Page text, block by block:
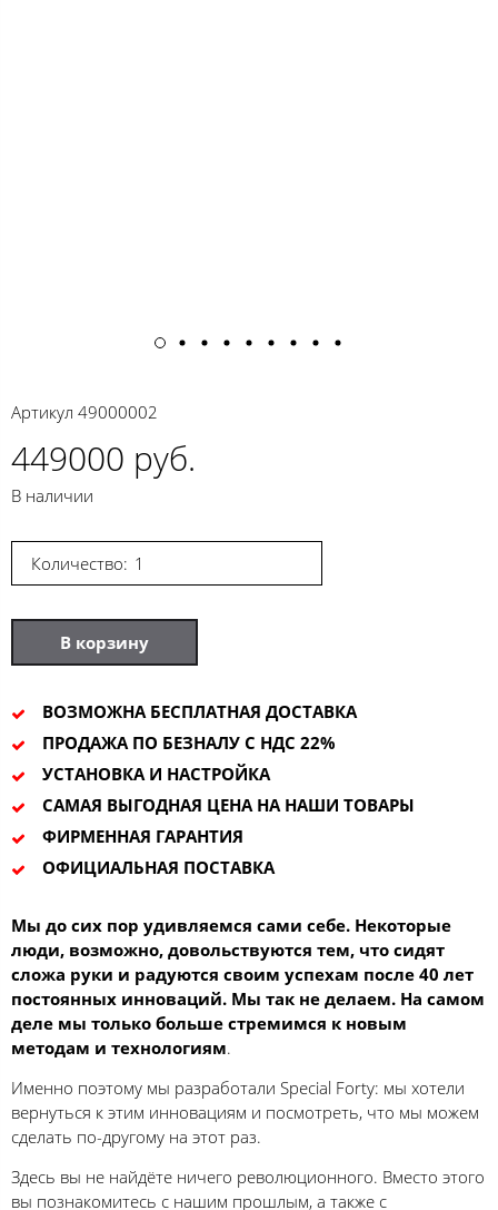
Артикул 49000002
449000 руб.
В наличии
Количество:
В корзину
ВОЗМОЖНА БЕСПЛАТНАЯ ДОСТАВКА
ПРОДАЖА ПО БЕЗНАЛУ С НДС 22%
УСТАНОВКА И НАСТРОЙКА
САМАЯ ВЫГОДНАЯ ЦЕНА НА НАШИ ТОВАРЫ
ФИРМЕННАЯ ГАРАНТИЯ
ОФИЦИАЛЬНАЯ ПОСТАВКА
Мы до сих пор удивляемся сами себе. Некоторые
люди, возможно, довольствуются тем, что сидят
сложа руки и радуются своим успехам после 40 лет
постоянных инноваций. Мы так не делаем. На самом
деле мы только больше стремимся к новым
методам и технологиям.
Именно поэтому мы разработали Special Forty: мы хотели
вернуться к этим инновациям и посмотреть, что мы можем
сделать по-другому на этот раз.
Здесь вы не найдёте ничего революционного. Вместо этого
вы познакомитесь с нашим прошлым, а также с